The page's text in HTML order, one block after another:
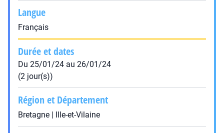
Langue
Français
Durée et dates
Du 25/01/24 au 26/01/24
(2 jour(s))
Région et Département
Bretagne | Ille-et-Vilaine